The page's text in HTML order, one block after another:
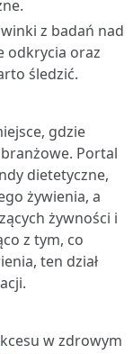
z badań nad
odkrycia oraz
śledzić.
gdzie
Portal
dietetyczne,
żywienia, a
żywności i
z tym, co
ten dział
w zdrowym